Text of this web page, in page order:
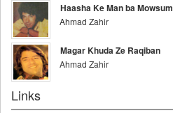
Haasha Ke Man ba Mowsum
Ahmad Zahir
Magar Khuda Ze Raqiban
Ahmad Zahir
Links